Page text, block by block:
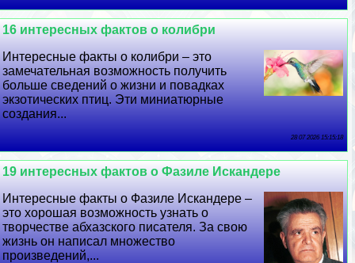
16 интересных фактов о колибри
Интересные факты о колибри – это
замечательная возможность получить
больше сведений о жизни и повадках
экзотических птиц. Эти миниатюрные
создания...
28 07 2026 15:15:18
19 интересных фактов о Фазиле Искандере
Интересные факты о Фазиле Искандере –
это хорошая возможность узнать о
творчестве абхазского писателя. За свою
жизнь он написал множество
произведений,...